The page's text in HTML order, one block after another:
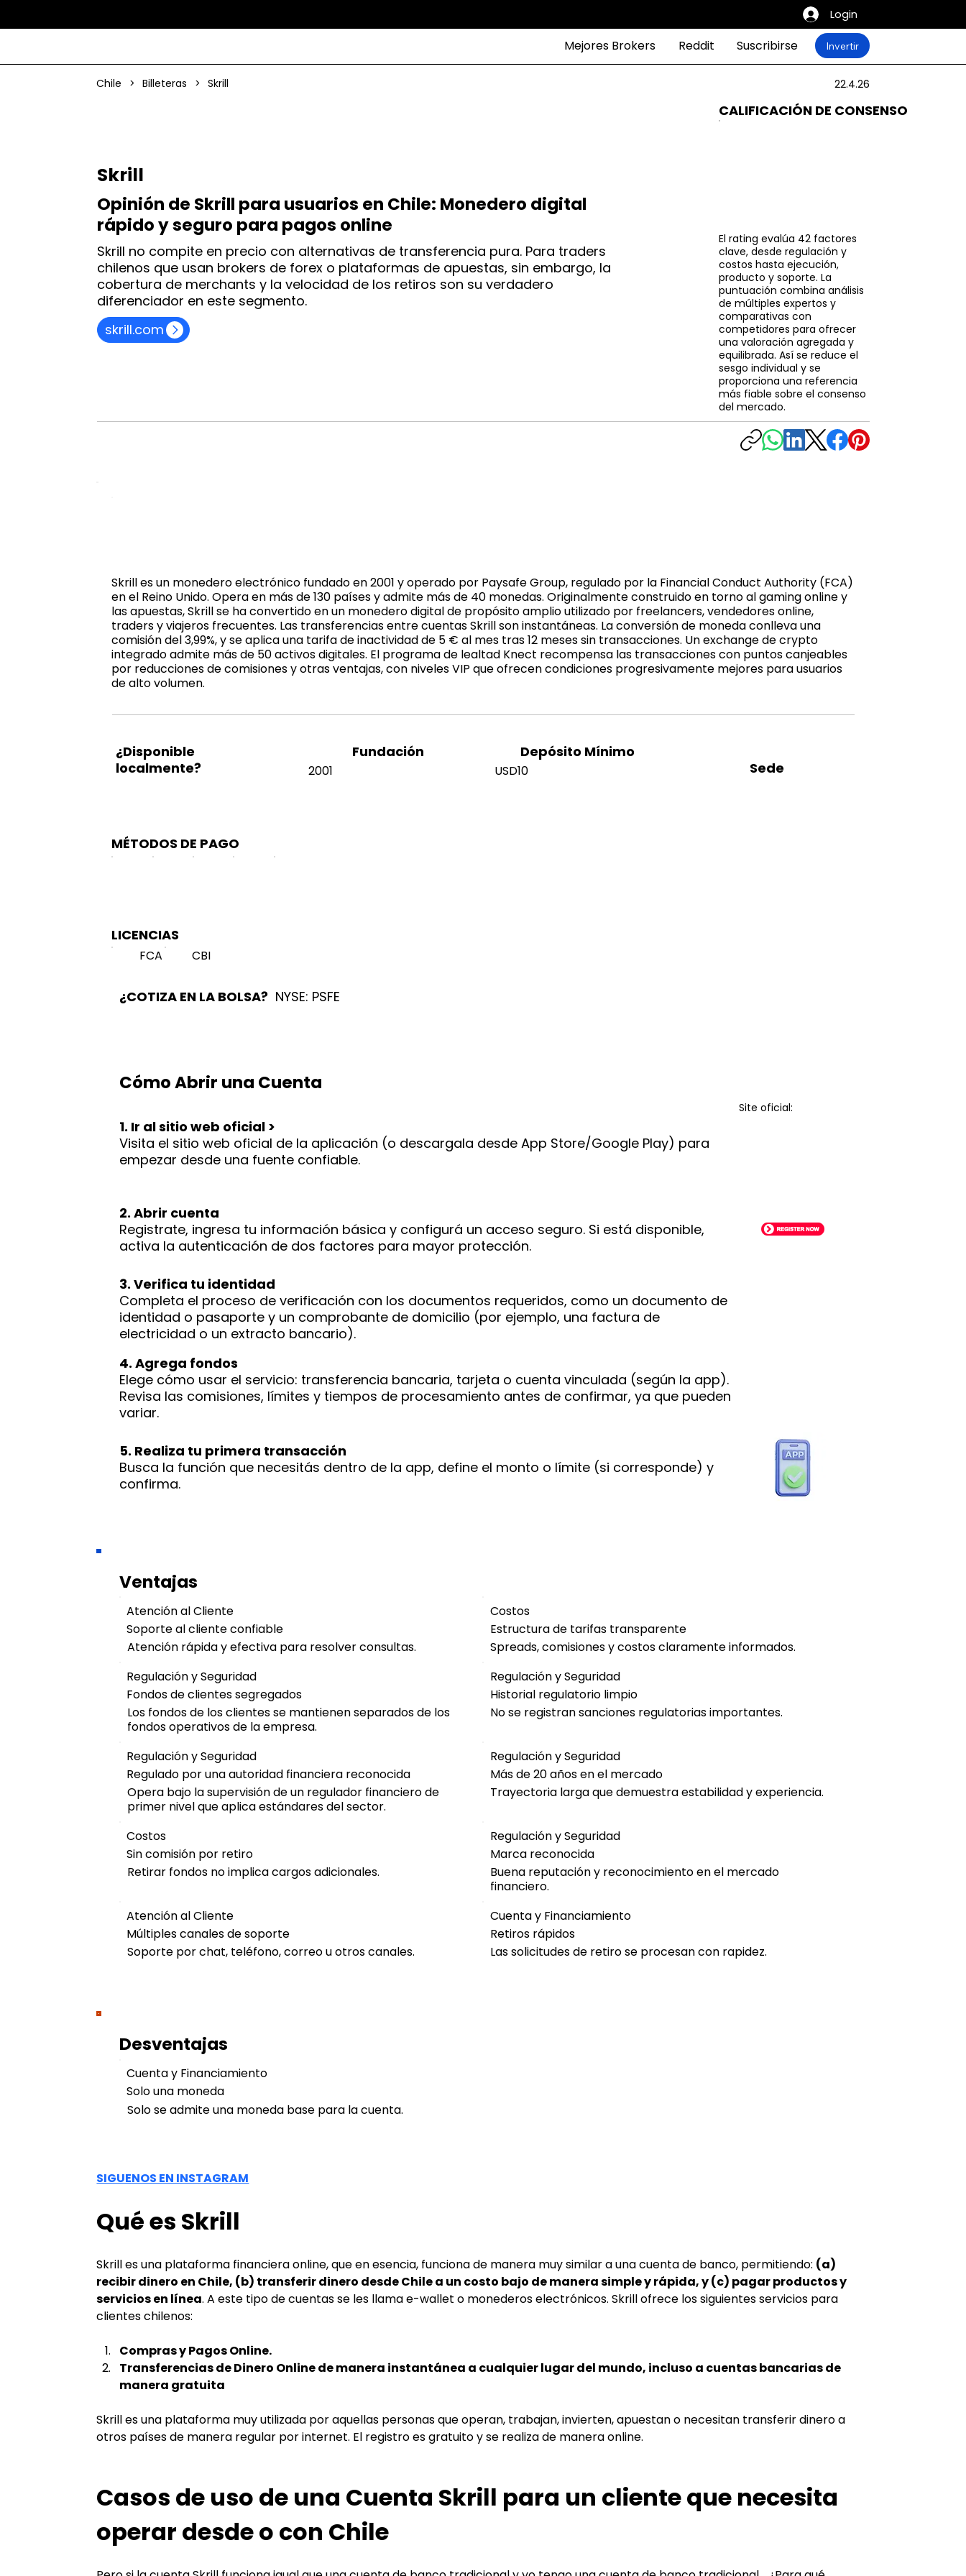
Login
Mejores Brokers Reddit Suscribirse Invertir
Chile > Billeteras > Skrill 22.4.26
Skrill
Opinión de Skrill para usuarios en Chile: Monedero digital
rápido y seguro para pagos online
Skrill no compite en precio con alternativas de transferencia pura. Para traders
chilenos que usan brokers de forex o plataformas de apuestas, sin embargo, la
cobertura de merchants y la velocidad de los retiros son su verdadero
diferenciador en este segmento.
skrill.com
CALIFICACIÓN DE CONSENSO
El rating evalúa 42 factores
clave, desde regulación y
costos hasta ejecución,
producto y soporte. La
puntuación combina análisis
de múltiples expertos y
comparativas con
competidores para ofrecer
una valoración agregada y
equilibrada. Así se reduce el
sesgo individual y se
proporciona una referencia
más fiable sobre el consenso
del mercado.
Skrill es un monedero electrónico fundado en 2001 y operado por Paysafe Group, regulado por la Financial Conduct Authority (FCA)
en el Reino Unido. Opera en más de 130 países y admite más de 40 monedas. Originalmente construido en torno al gaming online y
las apuestas, Skrill se ha convertido en un monedero digital de propósito amplio utilizado por freelancers, vendedores online,
traders y viajeros frecuentes. Las transferencias entre cuentas Skrill son instantáneas. La conversión de moneda conlleva una
comisión del 3,99%, y se aplica una tarifa de inactividad de 5 € al mes tras 12 meses sin transacciones. Un exchange de crypto
integrado admite más de 50 activos digitales. El programa de lealtad Knect recompensa las transacciones con puntos canjeables
por reducciones de comisiones y otras ventajas, con niveles VIP que ofrecen condiciones progresivamente mejores para usuarios
de alto volumen.
¿Disponible
localmente?
Fundación
2001
Depósito Mínimo
USD10 Sede
MÉTODOS DE PAGO
LICENCIAS
FCA CBI
¿COTIZA EN LA BOLSA? NYSE: PSFE
Cómo Abrir una Cuenta
1. Ir al sitio web oficial >
Visita el sitio web oficial de la aplicación (o descargala desde App Store/Google Play) para
empezar desde una fuente confiable.
2. Abrir cuenta
Registrate, ingresa tu información básica y configurá un acceso seguro. Si está disponible,
activa la autenticación de dos factores para mayor protección.
3. Verifica tu identidad
Completa el proceso de verificación con los documentos requeridos, como un documento de
identidad o pasaporte y un comprobante de domicilio (por ejemplo, una factura de
electricidad o un extracto bancario).
4. Agrega fondos
Elege cómo usar el servicio: transferencia bancaria, tarjeta o cuenta vinculada (según la app).
Revisa las comisiones, límites y tiempos de procesamiento antes de confirmar, ya que pueden
variar.
5. Realiza tu primera transacción
Busca la función que necesitás dentro de la app, define el monto o límite (si corresponde) y
confirma.
Site oficial:
Ventajas
Atención al Cliente
Soporte al cliente confiable
Atención rápida y efectiva para resolver consultas.
Costos
Estructura de tarifas transparente
Spreads, comisiones y costos claramente informados.
Regulación y Seguridad
Fondos de clientes segregados
Los fondos de los clientes se mantienen separados de los
fondos operativos de la empresa.
Regulación y Seguridad
Historial regulatorio limpio
No se registran sanciones regulatorias importantes.
Regulación y Seguridad
Regulado por una autoridad financiera reconocida
Opera bajo la supervisión de un regulador financiero de
primer nivel que aplica estándares del sector.
Regulación y Seguridad
Más de 20 años en el mercado
Trayectoria larga que demuestra estabilidad y experiencia.
Costos
Sin comisión por retiro
Retirar fondos no implica cargos adicionales.
Regulación y Seguridad
Marca reconocida
Buena reputación y reconocimiento en el mercado
financiero.
Atención al Cliente
Múltiples canales de soporte
Soporte por chat, teléfono, correo u otros canales.
Cuenta y Financiamiento
Retiros rápidos
Las solicitudes de retiro se procesan con rapidez.
Desventajas
Cuenta y Financiamiento
Solo una moneda
Solo se admite una moneda base para la cuenta.
SIGUENOS EN INSTAGRAM
Qué es Skrill
Skrill es una plataforma financiera online, que en esencia, funciona de manera muy similar a una cuenta de banco, permitiendo: (a)
recibir dinero en Chile, (b) transferir dinero desde Chile a un costo bajo de manera simple y rápida, y (c) pagar productos y
servicios en línea. A este tipo de cuentas se les llama e-wallet o monederos electrónicos. Skrill ofrece los siguientes servicios para
clientes chilenos:
Compras y Pagos Online.
Transferencias de Dinero Online de manera instantánea a cualquier lugar del mundo, incluso a cuentas bancarias de
manera gratuita
Skrill es una plataforma muy utilizada por aquellas personas que operan, trabajan, invierten, apuestan o necesitan transferir dinero a
otros países de manera regular por internet. El registro es gratuito y se realiza de manera online.
Casos de uso de una Cuenta Skrill para un cliente que necesita
operar desde o con Chile